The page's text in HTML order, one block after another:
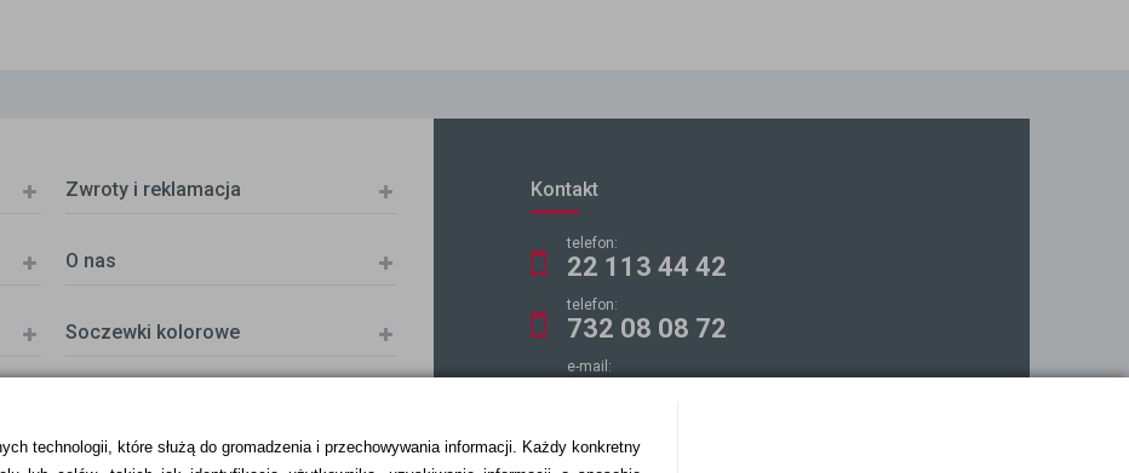
technologii, które służą do gromadzenia i przechowywania informacji. Każdy konkretny
Zwroty i reklamacja
O nas
Soczewki kolorowe
Kontakt
telefon:
22 113 44 42
telefon:
732 08 08 72
e-mail: